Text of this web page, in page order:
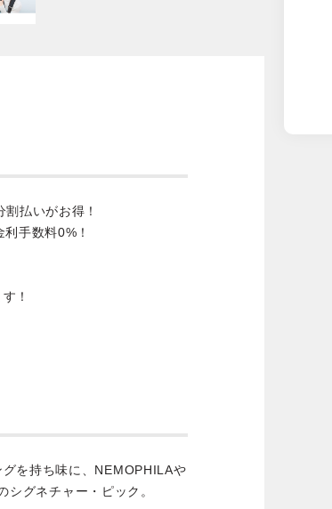
払いがお得！
手数料0%！
！
を持ち味に、NEMOPHILAや
グネチャー・ピック。